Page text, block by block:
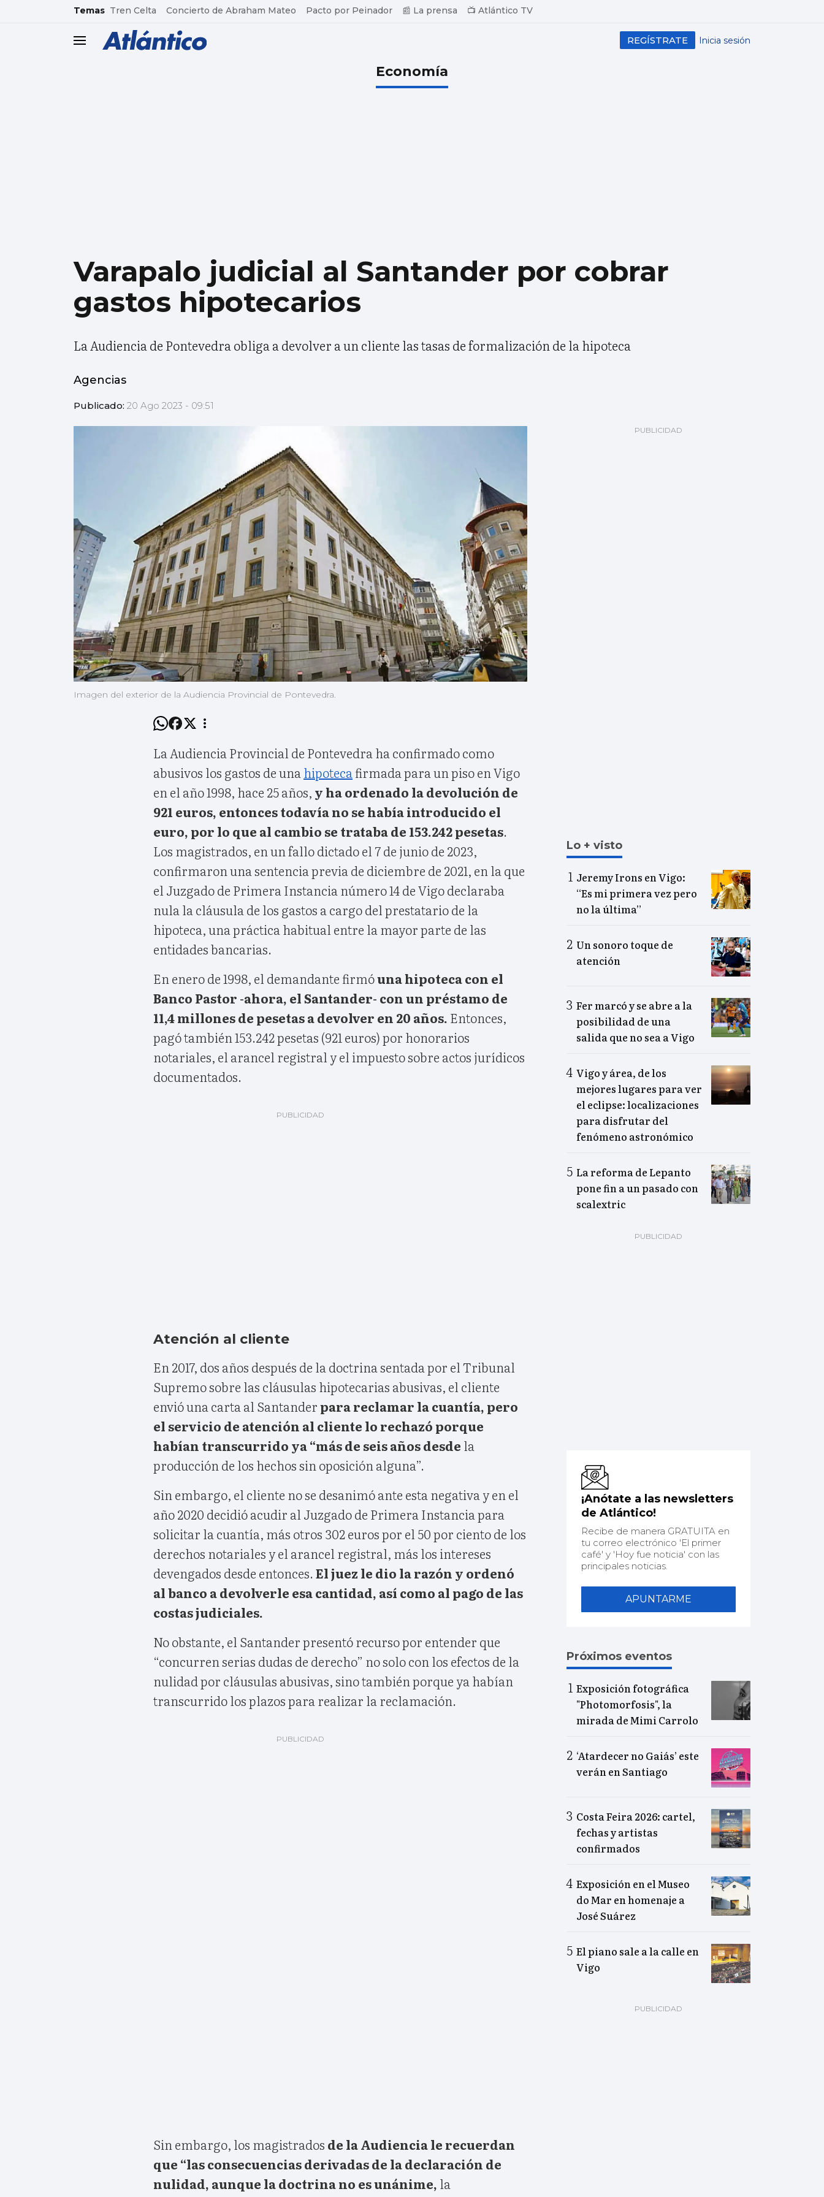
common.go-to-content
Temas Tren Celta Concierto de Abraham Mateo Pacto por Peinador 📰 La prensa 📺 Atlántico TV
header.menu.open Inicia sesión
REGÍSTRATE
Economía
Varapalo judicial al Santander por cobrar
gastos hipotecarios
La Audiencia de Pontevedra obliga a devolver a un cliente las tasas de formalización de la hipoteca
Agencias
Publicado: 20 Ago 2023 - 09:51
Imagen del exterior de la Audiencia Provincial de Pontevedra.
La Audiencia Provincial de Pontevedra ha confirmado como
abusivos los gastos de una hipoteca firmada para un piso en Vigo
en el año 1998, hace 25 años, y ha ordenado la devolución de
921 euros, entonces todavía no se había introducido el
euro, por lo que al cambio se trataba de 153.242 pesetas.
Los magistrados, en un fallo dictado el 7 de junio de 2023,
confirmaron una sentencia previa de diciembre de 2021, en la que
el Juzgado de Primera Instancia número 14 de Vigo declaraba
nula la cláusula de los gastos a cargo del prestatario de la
hipoteca, una práctica habitual entre la mayor parte de las
entidades bancarias.
En enero de 1998, el demandante firmóuna hipoteca con el
Banco Pastor -ahora, el Santander- con un préstamo de
11,4 millones de pesetas a devolver en 20 años. Entonces,
pagó también 153.242 pesetas (921 euros) por honorarios
notariales, el arancel registral y el impuesto sobre actos jurídicos
documentados.
Atención al cliente
En 2017, dos años después de la doctrina sentada por el Tribunal
Supremo sobre las cláusulas hipotecarias abusivas, el cliente
envió una carta al Santander para reclamar la cuantía, pero
el servicio de atención al cliente lo rechazó porque
habían transcurrido ya “más de seis años desde la
producción de los hechos sin oposición alguna”.
Sin embargo, el cliente no se desanimó ante esta negativa y en el
año 2020 decidió acudir al Juzgado de Primera Instancia para
solicitar la cuantía, más otros 302 euros por el 50 por ciento de los
derechos notariales y el arancel registral, más los intereses
devengados desde entonces.El juez le dio la razón y ordenó
al banco a devolverle esa cantidad, así como al pago de las
costas judiciales.
No obstante, el Santander presentó recurso por entender que
“concurren serias dudas de derecho” no solo con los efectos de la
nulidad por cláusulas abusivas, sino también porque ya habían
transcurrido los plazos para realizar la reclamación.
Sin embargo, los magistrados de la Audiencia le recuerdan
que “las consecuencias derivadas de la declaración de
nulidad, aunque la doctrina no es unánime, la
Lo + visto
Jeremy Irons en Vigo:
“Es mi primera vez pero
no la última”
Un sonoro toque de
atención
Fer marcó y se abre a la
posibilidad de una
salida que no sea a Vigo
Vigo y área, de los
mejores lugares para ver
el eclipse: localizaciones
para disfrutar del
fenómeno astronómico
La reforma de Lepanto
pone fin a un pasado con
scalextric
¡Anótate a las newsletters
de Atlántico!
Recibe de manera GRATUITA en
tu correo electrónico 'El primer
café' y 'Hoy fue noticia' con las
principales noticias.
APUNTARME
Próximos eventos
Exposición fotográfica
"Photomorfosis", la
mirada de Mimi Carrolo
‘Atardecer no Gaiás’ este
verán en Santiago
Costa Feira 2026: cartel,
fechas y artistas
confirmados
Exposición en el Museo
do Mar en homenaje a
José Suárez
El piano sale a la calle en
Vigo